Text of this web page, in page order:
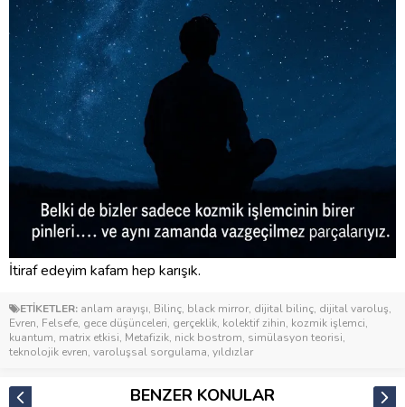
İtiraf edeyim kafam hep karışık.
ETİKETLER: anlam arayışı, Bilinç, black mirror, dijital bilinç, dijital varoluş,
Evren, Felsefe, gece düşünceleri, gerçeklik, kolektif zihin, kozmik işlemci,
kuantum, matrix etkisi, Metafizik, nick bostrom, simülasyon teorisi,
teknolojik evren, varoluşsal sorgulama, yıldızlar
BENZER KONULAR